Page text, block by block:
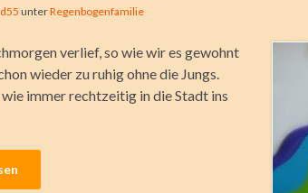
unterRegenbogenfamilie
verlief, so wie wir es gewohnt
wieder zu ruhig ohne die Jungs.
immer rechtzeitig in die Stadt ins